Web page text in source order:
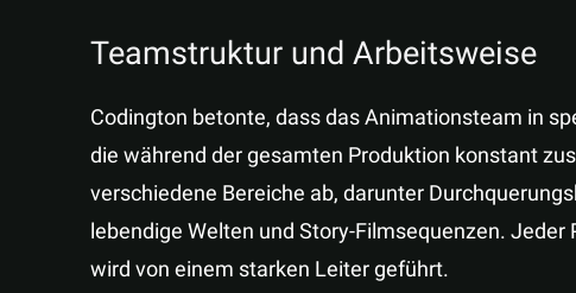
Teamstruktur und Arbeitsweise
Codington betonte, dass das Animationsteam in
die während der gesamten Produktion konstant
verschiedene Bereiche ab, darunter
lebendige Welten und Story-Filmsequenzen.
wird von einem starken Leiter geführt.